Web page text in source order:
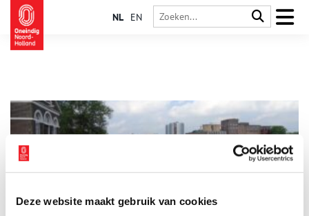
Deze website maakt gebruik van cookies
NL EN